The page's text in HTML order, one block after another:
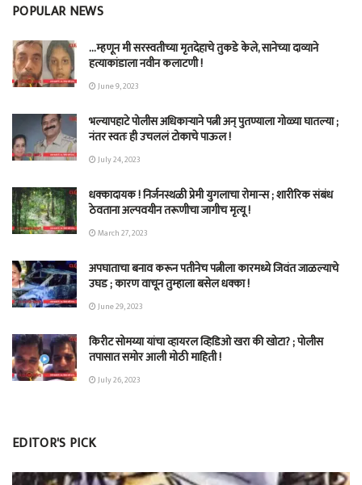
POPULAR NEWS
…म्हणून मी सरस्वतीच्या मृतदेहाचे तुकडे केले, सानेच्या दाव्याने
हत्याकांडाला नवीन कलाटणी !
June 9, 2023
भल्यापहाटे पोलीस अधिकाऱ्याने पत्नी अन् पुतण्याला गोळ्या घातल्या ;
नंतर स्वतः ही उचललं टोकाचे पाऊल !
July 24, 2023
धक्कादायक ! निर्जनस्थळी प्रेमी युगलाचा रोमान्स ; शारीरिक संबंध
ठेवताना अल्पवयीन तरूणीचा जागीच मृत्यू !
March 27, 2023
अपघाताचा बनाव करून पतीनेच‎ पत्नीला कारमध्ये जिवंत जाळल्याचे
उघड ; कारण वाचून तुम्हाला बसेल धक्का !
June 29, 2023
किरीट सोमय्या यांचा व्हायरल व्हिडिओ खरा की खोटा? ; पोलीस
तपासात समोर आली मोठी माहिती !
July 26, 2023
EDITOR'S PICK